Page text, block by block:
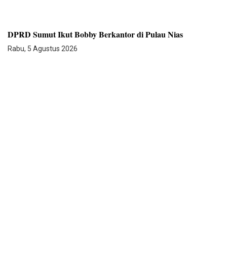
DPRD Sumut Ikut Bobby Berkantor di Pulau Nias
Rabu, 5 Agustus 2026